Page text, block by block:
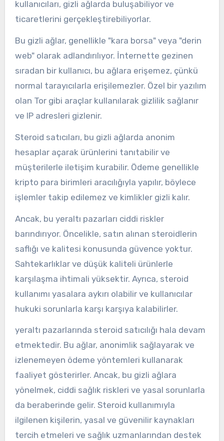
kullanıcıları, gizli ağlarda buluşabiliyor ve
ticaretlerini gerçekleştirebiliyorlar.
Bu gizli ağlar, genellikle "kara borsa" veya "derin
web" olarak adlandırılıyor. İnternette gezinen
sıradan bir kullanıcı, bu ağlara erişemez, çünkü
normal tarayıcılarla erişilemezler. Özel bir yazılım
olan Tor gibi araçlar kullanılarak gizlilik sağlanır
ve IP adresleri gizlenir.
Steroid satıcıları, bu gizli ağlarda anonim
hesaplar açarak ürünlerini tanıtabilir ve
müşterilerle iletişim kurabilir. Ödeme genellikle
kripto para birimleri aracılığıyla yapılır, böylece
işlemler takip edilemez ve kimlikler gizli kalır.
Ancak, bu yeraltı pazarları ciddi riskler
barındırıyor. Öncelikle, satın alınan steroidlerin
saflığı ve kalitesi konusunda güvence yoktur.
Sahtekarlıklar ve düşük kaliteli ürünlerle
karşılaşma ihtimali yüksektir. Ayrıca, steroid
kullanımı yasalara aykırı olabilir ve kullanıcılar
hukuki sorunlarla karşı karşıya kalabilirler.
yeraltı pazarlarında steroid satıcılığı hala devam
etmektedir. Bu ağlar, anonimlik sağlayarak ve
izlenemeyen ödeme yöntemleri kullanarak
faaliyet gösterirler. Ancak, bu gizli ağlara
yönelmek, ciddi sağlık riskleri ve yasal sorunlarla
da beraberinde gelir. Steroid kullanımıyla
ilgilenen kişilerin, yasal ve güvenilir kaynakları
tercih etmeleri ve sağlık uzmanlarından destek